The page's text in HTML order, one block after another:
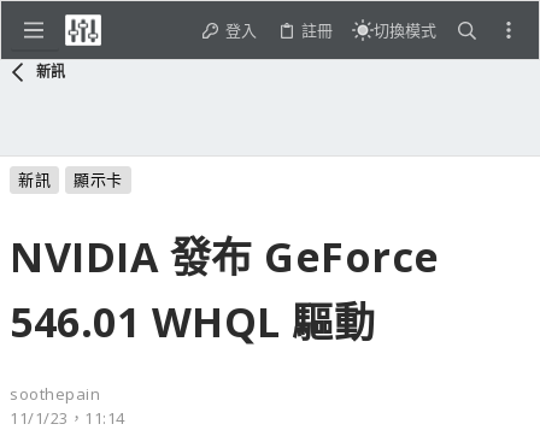
登入 註冊 切換模式
新訊
新訊 顯示卡
NVIDIA 發布 GeForce
546.01 WHQL 驅動
soothepain
11/1/23，11:14